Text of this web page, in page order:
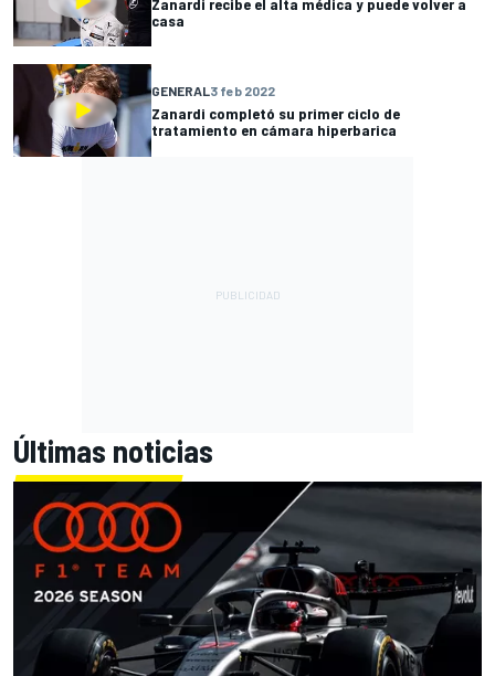
Zanardi recibe el alta médica y puede volver a
casa
GENERAL3 feb 2022
Zanardi completó su primer ciclo de
tratamiento en cámara hiperbarica
Últimas noticias